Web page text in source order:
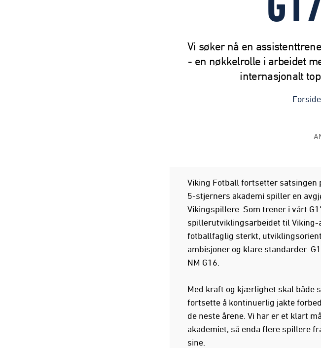
Vi søker nå en
- en nøkkelrolle i arbeidet
internasjonalt
Viking Fotball fortsetter satsingen
5-stjerners akademi spiller en
Vikingspillere. Som trener i vårt
spillerutviklingsarbeidet til Viking-
fotballfaglig sterkt,
ambisjoner og klare standarder.
NM G16.
Med kraft og kjærlighet skal både
fortsette å kontinuerlig jakte
de neste årene. Vi har er et klart
akademiet, så enda flere spillere
sine.